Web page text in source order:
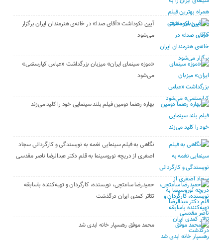
آیین نکوداشت «آقای صدا» در خانه‌ی هنرمندان ایران برگزار
می‌شود
«موزه سینمای ایران» میزبان بزرگداشت «عباس کیارستمی»
می‌شود
بهاره رهنما دومین فیلم بلند سینمایی خود را کلید می‌زند
نگاهی به فیلم سینمایی نغمه به نویسندگی و کارگردانی سجاد
اصغری از دریچه نوروسینما به قلم دکتر عبدالرضا ناصر مقدسی
حمیدرضا ساعتچی، نویسنده، کارگردان و تهیه‌کننده باسابقه
تئاتر کمدی ایران درگذشت
محمد موفق رهسپار خانه ابدی شد